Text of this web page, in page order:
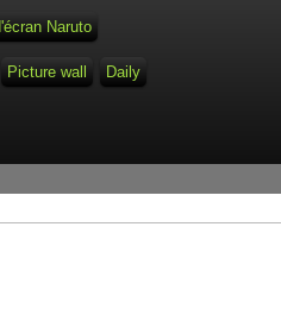
Naruto
Picture wall Daily